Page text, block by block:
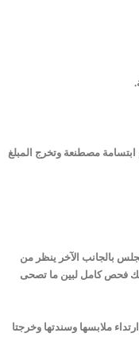
مصطنعة وتخرج المبلغ
بالجانب الآخر ينظر من
فحص كامل لبين ما تصحى
ملابسها وسندتها وخرجتا